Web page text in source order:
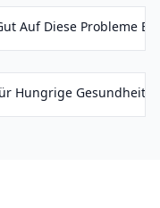
Auf Diese Probleme
Hungrige